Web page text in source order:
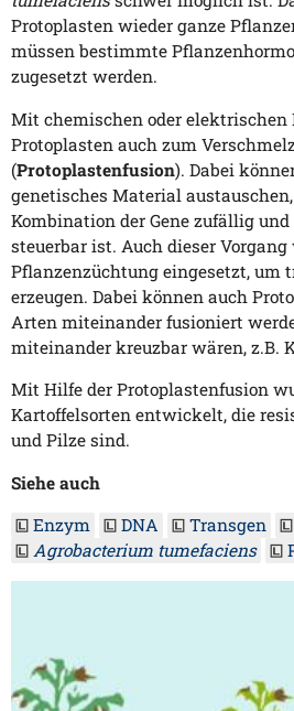
Protoplasten wieder ganze
müssen bestimmte
zugesetzt werden.
Mit chemischen oder
Protoplasten auch zum
(Protoplastenfusion). Dabei
genetisches Material
Kombination der Gene zufällig
steuerbar ist. Auch dieser
Pflanzenzüchtung eingesetzt, um
erzeugen. Dabei können auch
Arten miteinander fusioniert
miteinander kreuzbar wären, z.B.
Mit Hilfe der Protoplastenfusion
Kartoffelsorten entwickelt, die
und Pilze sind.
Siehe auch
Enzym
DNA Transgen
Agrobacterium tumefaciens